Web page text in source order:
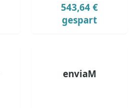
543,64 €
gespart
enviaM